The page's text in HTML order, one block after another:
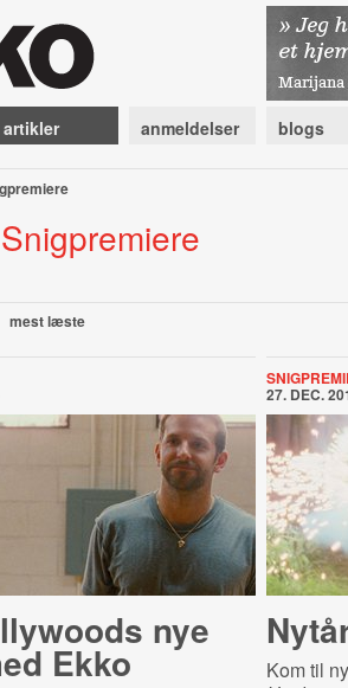
artikler anmeldelser blogs
mest læste
nye
Ekko
27. DEC.
Kom til